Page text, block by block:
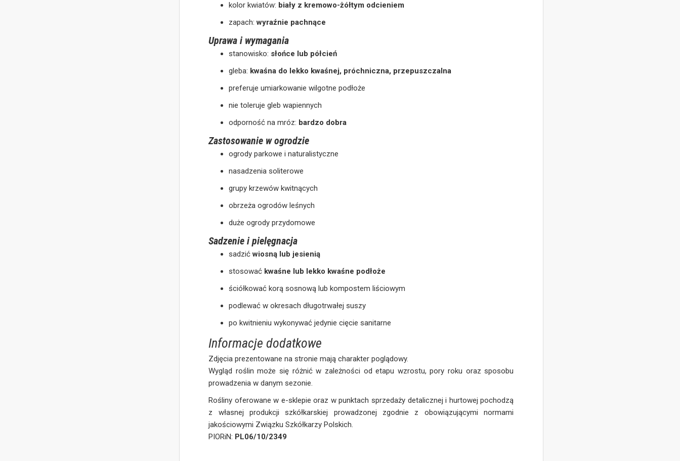
kolor kwiatów: biały z kremowo-żółtym odcieniem
zapach:wyraźnie pachnące
Uprawa i wymagania
stanowisko: słońce lub półcień
gleba: kwaśna do lekko kwaśnej, próchniczna, przepuszczalna
preferuje umiarkowanie wilgotne podłoże
nie toleruje gleb wapiennych
odporność na mróz: bardzo dobra
Zastosowanie w ogrodzie
ogrody parkowe i naturalistyczne
nasadzenia soliterowe
grupy krzewów kwitnących
obrzeża ogrodów leśnych
duże ogrody przydomowe
Sadzenie i pielęgnacja
sadzićwiosną lub jesienią
stosować kwaśne lub lekko kwaśne podłoże
ściółkować korą sosnową lub kompostem liściowym
podlewać w okresach długotrwałej suszy
po kwitnieniu wykonywać jedynie cięcie sanitarne
Informacje dodatkowe
Zdjęcia prezentowane na stronie mają charakter poglądowy.
Wygląd roślin może się różnić w zależności od etapu wzrostu, pory roku oraz sposobu
prowadzenia w danym sezonie.
Rośliny oferowane w e-sklepie oraz w punktach sprzedaży detalicznej i hurtowej pochodzą
z własnej produkcji szkółkarskiej prowadzonej zgodnie z obowiązującymi normami
jakościowymi Związku Szkółkarzy Polskich.
PIORiN: PL06/10/2349